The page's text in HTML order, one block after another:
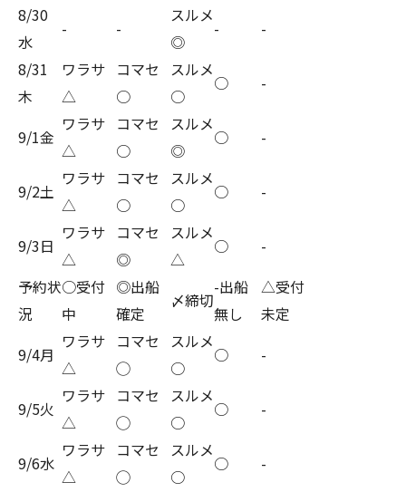
8/30
水
- -
スルメ
◎
-
-
8/31
木
ワラサ
△
コマセ
○
スルメ
○
○ -
9/1金
ワラサ
△
コマセ
○
スルメ
◎
○ -
9/2土
ワラサ
△
コマセ
○
スルメ
○
○ -
9/3日
ワラサ
△
コマセ
◎
スルメ
△
○
-
予約状
況
○受付
中
◎出船
確定
〆締切
-出船
無し
△受付
未定
9/4月
ワラサ
△
コマセ
◯
スルメ
○
○ -
9/5火
ワラサ
△
コマセ
◯
スルメ
○
○ -
9/6水
ワラサ
△
コマセ
◯
スルメ
○
○ -